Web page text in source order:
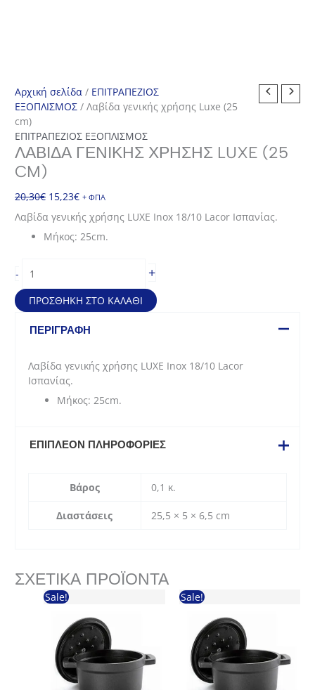
Αρχική σελίδα / ΕΠΙΤΡΑΠΕΖΙΟΣ
ΕΞΟΠΛΙΣΜΟΣ / Λαβίδα γενικής χρήσης Luxe (25
cm)
ΕΠΙΤΡΑΠΕΖΙΟΣ ΕΞΟΠΛΙΣΜΟΣ
ΛΑΒΊΔΑ ΓΕΝΙΚΉΣ ΧΡΉΣΗΣ LUXE (25
CM)
20,30€ Original
was:
20,30€.
15,23€Η
τρέχουσα
τιμή
είναι:
+ ΦΠΑ
Λαβίδα γενικής χρήσης LUXE Inox 18/10 Lacor Ισπανίας.
Μήκος: 25cm.
-
γενικής
χρήσης
Luxe
(25
+
ΠΡΟΣΘΉΚΗ ΣΤΟ ΚΑΛΆΘΙ
ΠΕΡΙΓΡΑΦΉ
Λαβίδα γενικής χρήσης LUXE Inox 18/10 Lacor
Ισπανίας.
Μήκος: 25cm.
ΕΠΙΠΛΈΟΝ ΠΛΗΡΟΦΟΡΊΕΣ
Βάρος 0,1 κ.
Διαστάσεις 25,5 × 5 × 6,5 cm
ΣΧΕΤΙΚΆ ΠΡΟΪΌΝΤΑ
Sale! Sale!